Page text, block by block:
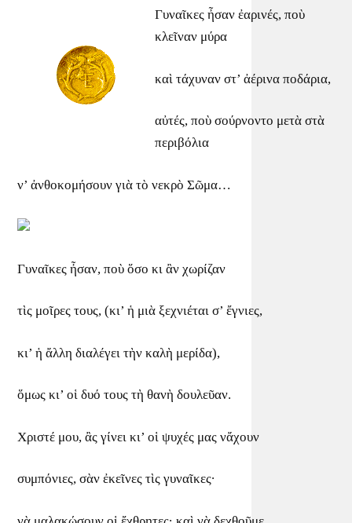
Γυναῖκες ἦσαν ἐαρινές, ποὺ
κλεῖναν μύρα
καὶ τάχυναν στ’ ἀέρινα ποδάρια,
αὐτές, ποὺ σούρνοντο μετὰ στὰ
περιβόλια
ν’ ἀνθοκομήσουν γιὰ τὸ νεκρὸ Σῶμα…
Γυναῖκες ἦσαν, ποὺ ὅσο κι ἂν χωρίζαν
τὶς μοῖρες τους, (κι’ ἡ μιὰ ξεχνιέται σ’ ἔγνιες,
κι’ ἡ ἄλλη διαλέγει τὴν καλὴ μερίδα),
ὅμως κι’ οἱ δυό τους τὴ θανὴ δουλεῦαν.
Χριστέ μου, ἂς γίνει κι’ οἱ ψυχές μας νἄχουν
συμπόνιες, σὰν ἐκεῖνες τὶς γυναῖκες·